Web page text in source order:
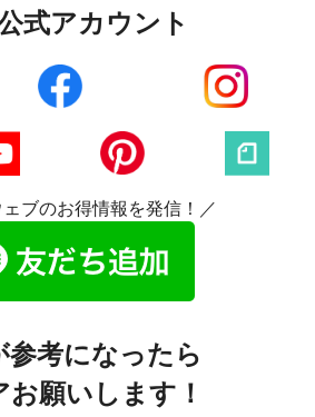
式アカウント
ブのお得情報を発信！／
参考になったら
お願いします！